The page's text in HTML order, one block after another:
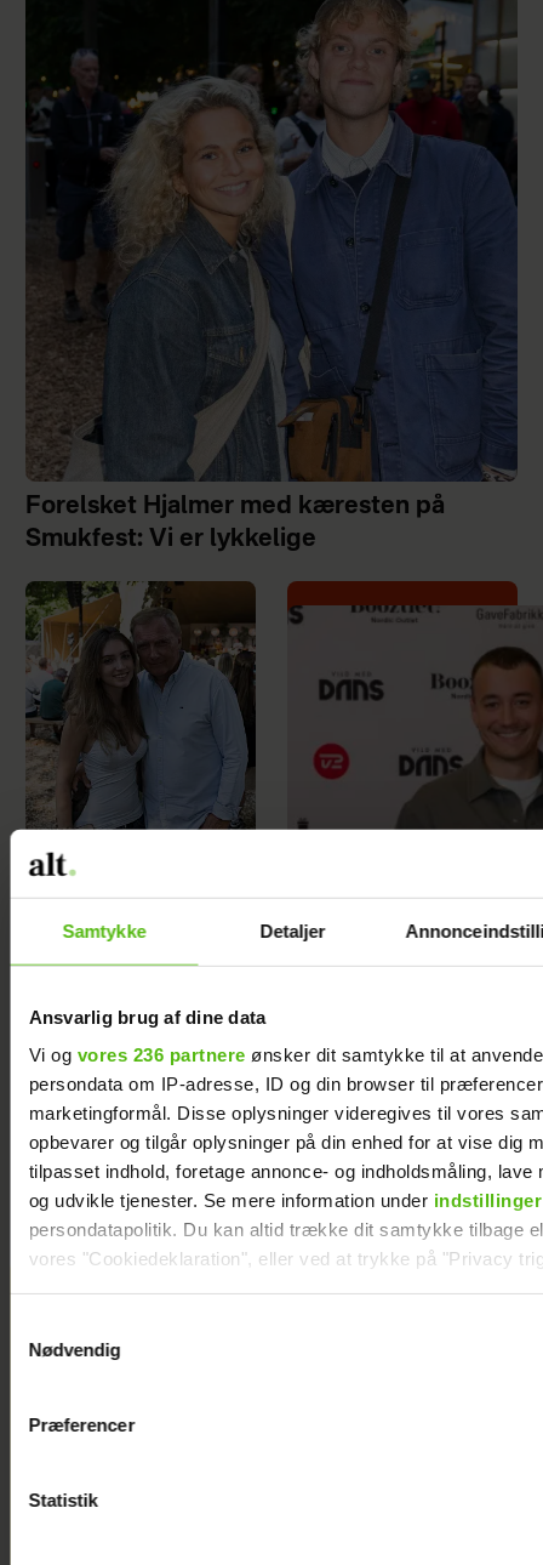
Samtykke Detaljer
Ansvarlig brug af dine data
Vi og vores 236 partnere ønsker dit samtykke til at
persondata om IP-adresse, ID og din browser til
marketingformål. Disse oplysninger videregives til vores
opbevarer og tilgår oplysninger på din enhed for at vise dig
tilpasset indhold, foretage annonce- og indholdsmåling, lave
og udvikle tjenester. Se mere information under indstillinger
persondatapolitik. Du kan altid trække dit samtykke tilbage
vores "Cookiedeklaration", eller ved at trykke på "Privacy
Vi anvender egne cookies og cookies fra tredjeparter til at
generere statistik og huske dine præferencer samt til brug
Nødvendig
Præferencer
Statistik
Forelsket Hjalmer med kæresten på
Smukfest: Vi er lykkelige
Peter Qvortrup
Geisling røber
fremtidsplaner:
Håber at få det
Efter brud:
Sofie
Lazrak har
datet i
skjul